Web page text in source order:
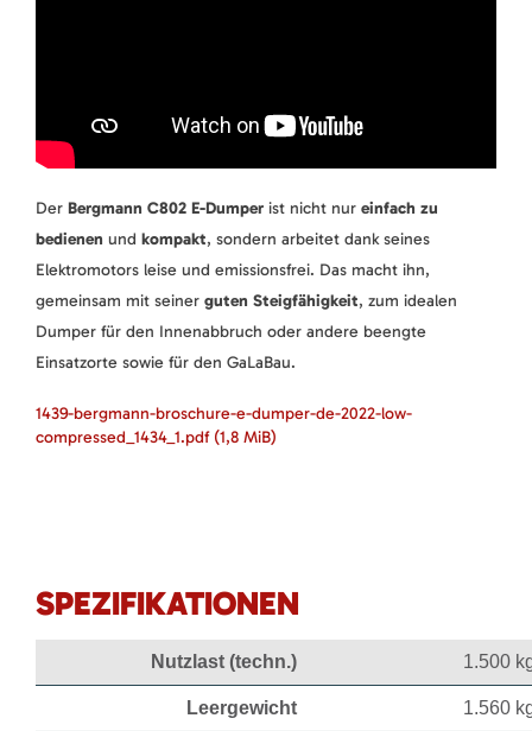
Der Bergmann C802 E-Dumper ist nicht nur einfach zu
bedienen und kompakt, sondern arbeitet dank seines
Elektromotors leise und emissionsfrei. Das macht ihn,
gemeinsam mit seiner guten Steigfähigkeit, zum idealen
Dumper für den Innenabbruch oder andere beengte
Einsatzorte sowie für den GaLaBau.
1439-bergmann-broschure-e-dumper-de-2022-low-
compressed_1434_1.pdf (1,8 MiB)
SPEZIFIKATIONEN
Nutzlast (techn.) 1.500
Leergewicht 1.560